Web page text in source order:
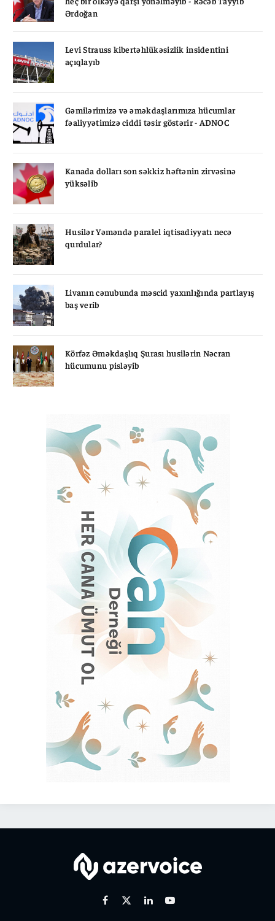
Ərdoğan
Levi Strauss kibertəhlükəsizlik insidentini
açıqlayıb
Gəmilərimizə və əməkdaşlarımıza hücumlar
fəaliyyətimizə ciddi təsir göstərir - ADNOC
Kanada dolları son səkkiz həftənin zirvəsinə
yüksəlib
Husilər Yəməndə paralel iqtisadiyyatı necə
qurdular?
Livanın cənubunda məscid yaxınlığında partlayış
baş verib
Körfəz Əməkdaşlıq Şurası husilərin Nəcran
hücumunu pisləyib
Facebook
X
LinkedinYoutube